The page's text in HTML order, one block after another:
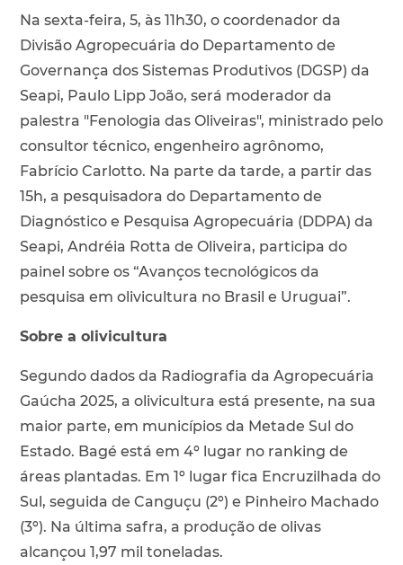
Na sexta-feira, 5, às 11h30, o coordenador da
Divisão Agropecuária do Departamento de
Governança dos Sistemas Produtivos (DGSP) da
Seapi, Paulo Lipp João, será moderador da
palestra "Fenologia das Oliveiras", ministrado pelo
consultor técnico, engenheiro agrônomo,
Fabrício Carlotto. Na parte da tarde, a partir das
15h, a pesquisadora do Departamento de
Diagnóstico e Pesquisa Agropecuária (DDPA) da
Seapi, Andréia Rotta de Oliveira, participa do
painel sobre os “Avanços tecnológicos da
pesquisa em olivicultura no Brasil e Uruguai”.
Sobre a olivicultura
Segundo dados da Radiografia da Agropecuária
Gaúcha 2025, a olivicultura está presente, na sua
maior parte, em municípios da Metade Sul do
Estado. Bagé está em 4º lugar no ranking de
áreas plantadas. Em 1º lugar fica Encruzilhada do
Sul, seguida de Canguçu (2º) e Pinheiro Machado
(3º). Na última safra, a produção de olivas
alcançou 1,97 mil toneladas.